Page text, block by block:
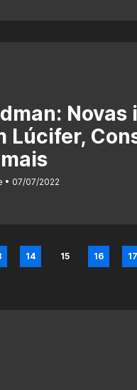
Novas
Lúcifer,
07/07/2022
Página Página
14
Página
15
Página
16
17